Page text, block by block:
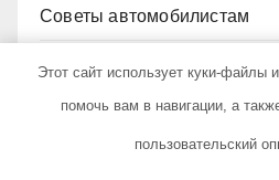
Советы автомобилистам
Техобслуживание своими
Этот сайт использует куки-файлы
помочь вам в навигации, а
пользовательский